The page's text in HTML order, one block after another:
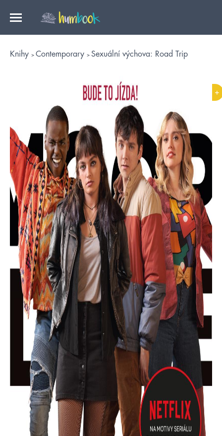
Knihy Contemporary Sexuální výchova: Road Trip
+